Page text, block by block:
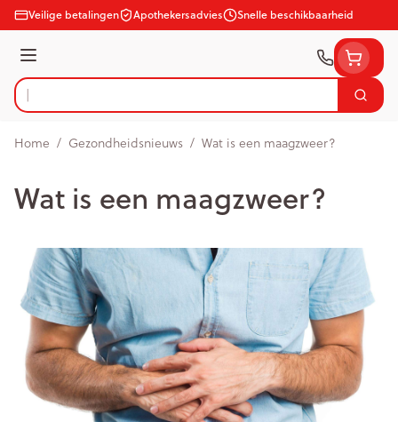
Ga naar de inhoud
Veilige betalingen Apothekersadvies Snelle beschikbaarheid
Menu
Product, merk, categorie...
Zoek
Home / Gezondheidsnieuws / Wat is een maagzweer?
Wat is een maagzweer?